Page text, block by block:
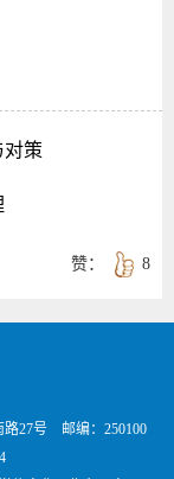
策
8
赞：
27号 邮编：250100